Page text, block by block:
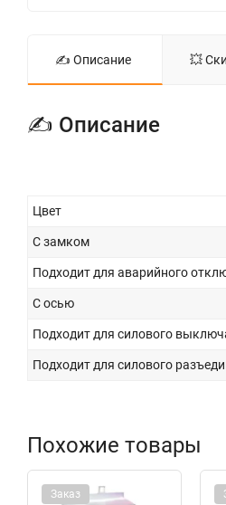
✍ Описание 💥
✍ Описание
Цвет
С замком
Подходит для аварийного
С осью
Подходит для силового
Подходит для силового
Похожие товары
Заказ